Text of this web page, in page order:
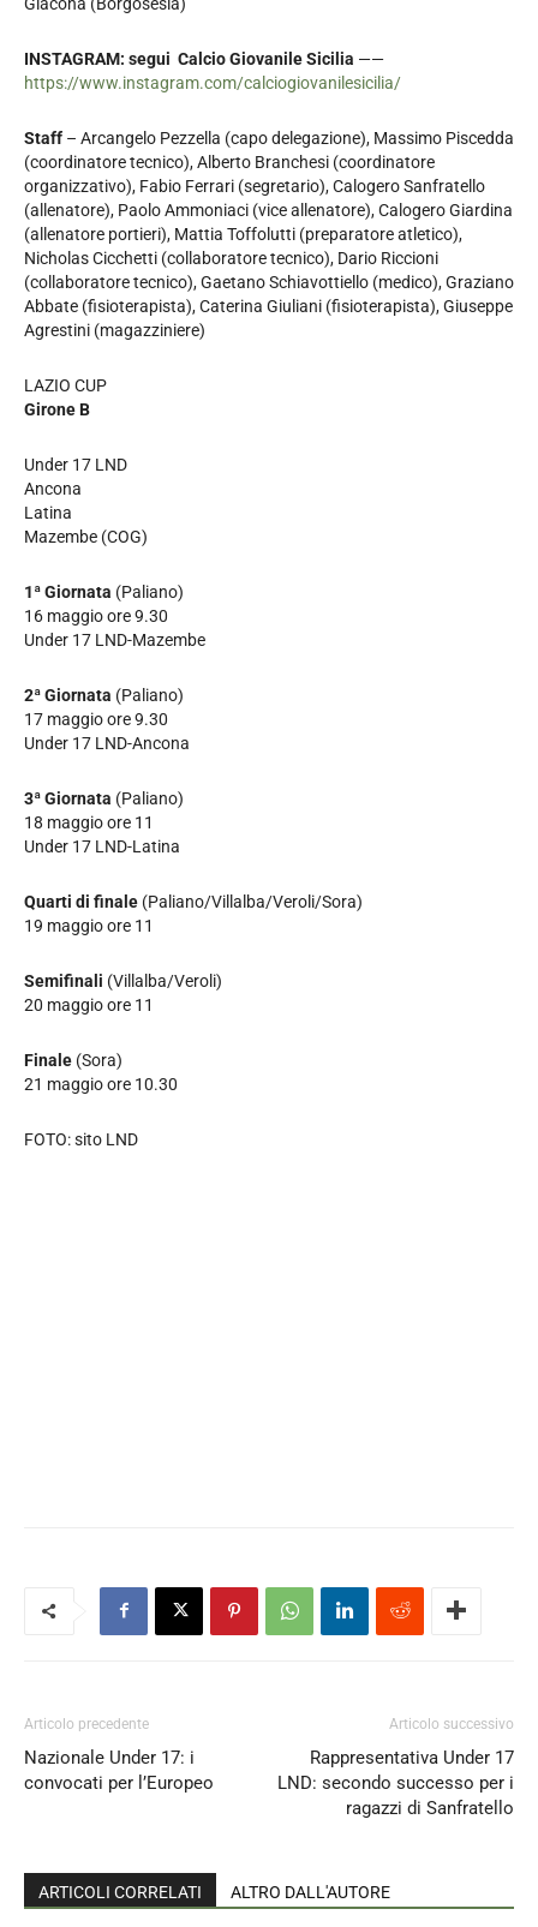
INSTAGRAM: segui Calcio Giovanile Sicilia ——
https://www.instagram.com/calciogiovanilesicilia/
Staff – Arcangelo Pezzella (capo delegazione), Massimo Piscedda
(coordinatore tecnico), Alberto Branchesi (coordinatore
organizzativo), Fabio Ferrari (segretario), Calogero Sanfratello
(allenatore), Paolo Ammoniaci (vice allenatore), Calogero Giardina
(allenatore portieri), Mattia Toffolutti (preparatore atletico),
Nicholas Cicchetti (collaboratore tecnico), Dario Riccioni
(collaboratore tecnico), Gaetano Schiavottiello (medico), Graziano
Abbate (fisioterapista), Caterina Giuliani (fisioterapista), Giuseppe
Agrestini (magazziniere)
LAZIO CUP
Girone B
Under 17 LND
Ancona
Latina
Mazembe (COG)
1ªGiornata (Paliano)
16 maggio ore 9.30
Under 17 LND-Mazembe
2ªGiornata (Paliano)
17 maggio ore 9.30
Under 17 LND-Ancona
3ªGiornata (Paliano)
18 maggio ore 11
Under 17 LND-Latina
Quarti di finale (Paliano/Villalba/Veroli/Sora)
19 maggio ore 11
Semifinali (Villalba/Veroli)
20 maggio ore 11
Finale (Sora)
21 maggio ore 10.30
FOTO: sito LND
Articolo precedente
Nazionale Under 17: i
convocati per l’Europeo
Articolo successivo
Rappresentativa Under 17
LND: secondo successo per i
ragazzi di Sanfratello
ARTICOLI CORRELATI ALTRO DALL'AUTORE